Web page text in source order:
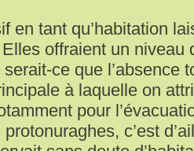
en tant qu’habitation
offraient un niveau
ce que l’absence
à laquelle on
pour
c’est